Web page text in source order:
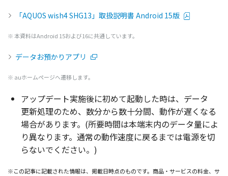
「AQUOS wish4 SHG13」取扱説明書 Android 15版
※本資料はAndroid 15および16に共通 しています。
データお預かりアプリ
※ auホームページへ遷移します。
アップデート実施後に初めて起動した時は、 データ
更新処理のため、 数分から数十分間、 動作が遅くなる
場合があります。(所要時間は本端末内のデータ量によ
り異なります。 通常の動作速度に戻るまでは電源を切
らないでください。)
※この記事に記載された情報は、掲載日時点のものです。商品・サービスの料金、サ